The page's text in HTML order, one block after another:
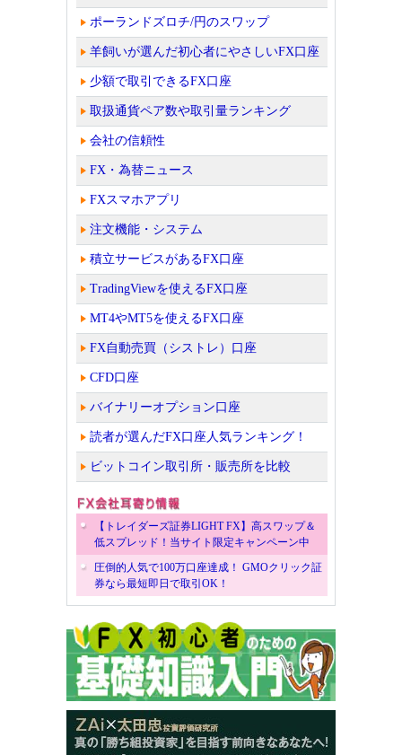
ポーランドズロチ/円のスワップ
羊飼いが選んだ初心者にやさしいFX口座
少額で取引できるFX口座
取扱通貨ペア数や取引量ランキング
会社の信頼性
FX・為替ニュース
FXスマホアプリ
注文機能・システム
積立サービスがあるFX口座
TradingViewを使えるFX口座
MT4やMT5を使えるFX口座
FX自動売買（シストレ）口座
CFD口座
バイナリーオプション口座
読者が選んだFX口座人気ランキング！
ビットコイン取引所・販売所を比較
【トレイダーズ証券LIGHT FX】高スワップ＆
低スプレッド！当サイト限定キャンペーン中
圧倒的人気で100万口座達成！ GMOクリック証
券なら最短即日で取引OK！